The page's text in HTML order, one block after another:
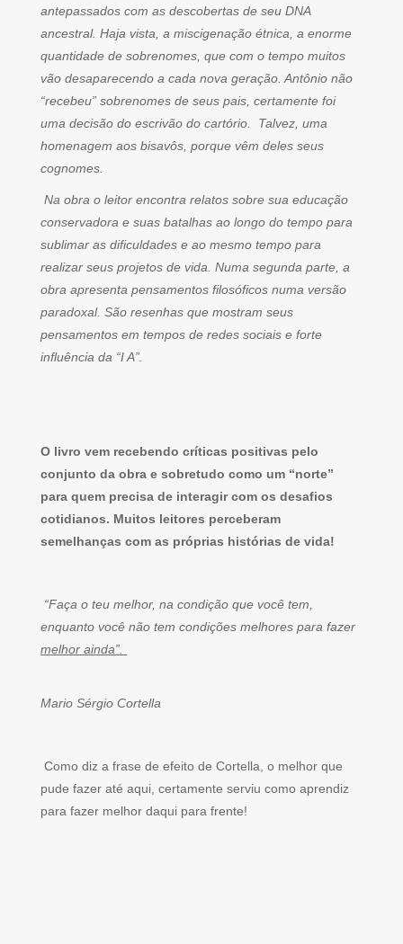
antepassados com as descobertas de seu DNA
ancestral. Haja vista, a miscigenação étnica, a enorme
quantidade de sobrenomes, que com o tempo muitos
vão desaparecendo a cada nova geração. Antônio não
“recebeu” sobrenomes de seus pais, certamente foi
uma decisão do escrivão do cartório. Talvez, uma
homenagem aos bisavôs, porque vêm deles seus
cognomes.
Na obra o leitor encontra relatos sobre sua educação
conservadora e suas batalhas ao longo do tempo para
sublimar as dificuldades e ao mesmo tempo para
realizar seus projetos de vida. Numa segunda parte, a
obra apresenta pensamentos filosóficos numa versão
paradoxal. São resenhas que mostram seus
pensamentos em tempos de redes sociais e forte
influência da “I A”.
O livro vem recebendo críticas positivas pelo
conjunto da obra e sobretudo como um “norte”
para quem precisa de interagir com os desafios
cotidianos. Muitos leitores perceberam
semelhanças com as próprias histórias de vida!
“Faça o teu melhor, na condição que você tem,
enquanto você não tem condições melhores para fazer
melhor ainda”.
Mario Sérgio Cortella
Como diz a frase de efeito de Cortella, o melhor que
pude fazer até aqui, certamente serviu como aprendiz
para fazer melhor daqui para frente!